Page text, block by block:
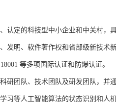
认定的科技型中小企业和中关村
发明、软件著作权和省部级新技术
等多项国际认证和防爆认证。
研团队、技术团队及研发团队，
习等人工智能算法的状态识别和